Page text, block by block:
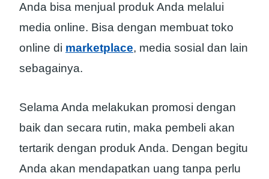
Anda bisa menjual produk Anda melalui
media online. Bisa dengan membuat toko
online di marketplace, media sosial dan lain
sebagainya.
Selama Anda melakukan promosi dengan
baik dan secara rutin, maka pembeli akan
tertarik dengan produk Anda. Dengan begitu
Anda akan mendapatkan uang tanpa perlu